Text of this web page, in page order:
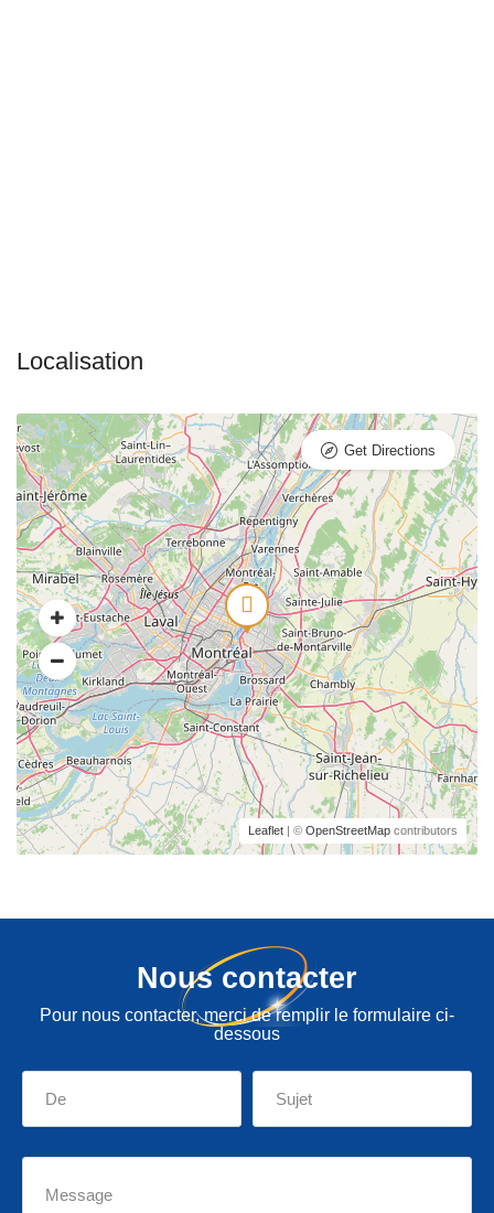
Leaflet | © OpenStreetMap contributors
Get Directions
Nous contacter
Pour nous contacter, merci de remplir le formulaire ci-
dessous